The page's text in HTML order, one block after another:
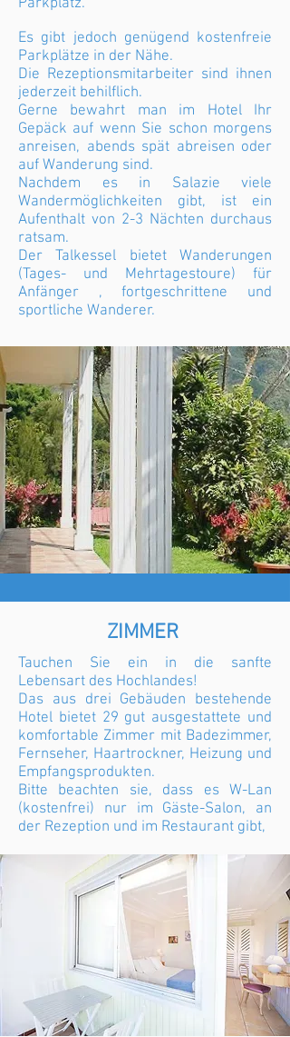
Parkplatz.
Es gibt jedoch genügend kostenfreie
Parkplätze in der Nähe.
Die Rezeptionsmitarbeiter sind ihnen
jederzeit behilflich.
Gerne bewahrt man im Hotel Ihr
Gepäck auf wenn Sie schon morgens
anreisen, abends spät abreisen oder
auf Wanderung sind.
Nachdem es in Salazie viele
Wandermöglichkeiten gibt, ist ein
Aufenthalt von 2-3 Nächten durchaus
ratsam.
Der Talkessel bietet Wanderungen
(Tages- und Mehrtagestoure) für
Anfänger , fortgeschrittene und
sportliche Wanderer.
ZIMMER
Tauchen Sie ein in die sanfte
Lebensart des Hochlandes!
Das aus drei Gebäuden bestehende
Hotel bietet 29 gut ausgestattete und
komfortable Zimmer mit Badezimmer,
Fernseher, Haartrockner, Heizung und
Empfangsprodukten.
Bitte beachten sie, dass es W-Lan
(kostenfrei) nur im Gäste-Salon, an
der Rezeption und im Restaurant gibt,